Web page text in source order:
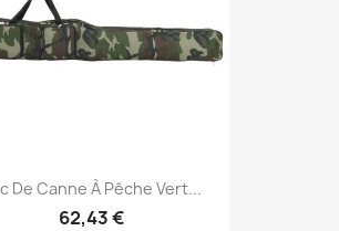
De Canne À Pêche Vert...
62,43 €